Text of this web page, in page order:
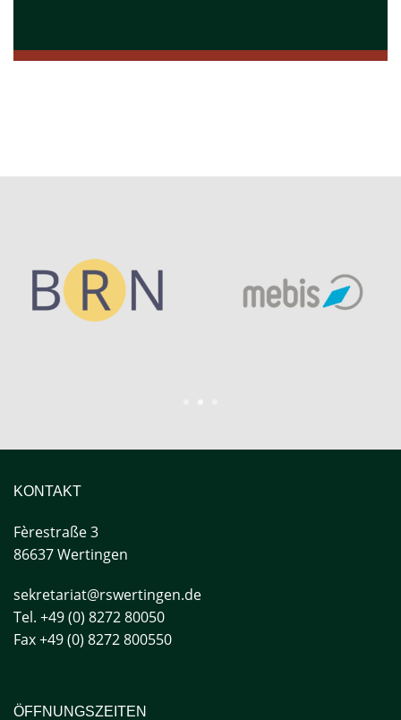
KONTAKT
Fèrestraße3
86637 Wertingen
sekretariat@rswertingen.de
Tel. +49 (0) 8272 80050
Fax +49 (0) 8272 800550
ÖFFNUNGSZEITEN